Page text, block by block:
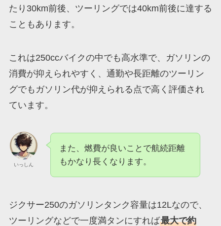
たり30km前後、ツーリングでは40km前後に達する
こともあります。
これは250ccバイクの中でも高水準で、ガソリンの
消費が抑えられやすく、通勤や長距離のツーリン
グでもガソリン代が抑えられる点で高く評価され
ています。
いっしん
また、燃費が良いことで航続距離
もかなり長くなります。
ジクサー250のガソリンタンク容量は12Lなので、
ツーリングなどで一度満タンにすれば最大で約